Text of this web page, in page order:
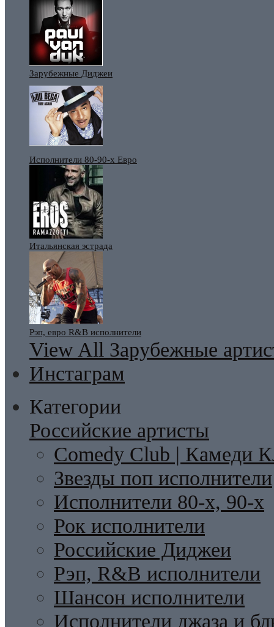
Зарубежные Диджеи
Исполнители 80-90-х Евро
Итальянская эстрада
Рэп, евро R&B исполнители
View All Зарубежные
Инстаграм
Категории
Российские артисты
Comedy Club | Камеди
Звезды поп исполнители
Исполнители 80-х, 90-х
Рок исполнители
Российские Диджеи
Рэп, R&B исполнители
Шансон исполнители
Исполнители джаза и